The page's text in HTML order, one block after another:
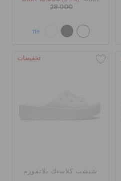
28.000
+11
تخفيضات
شبشب كلاسيك بلاتفورم